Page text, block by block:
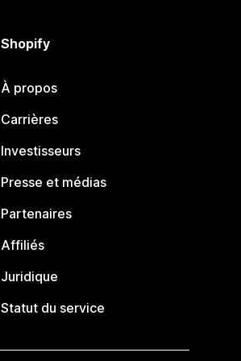
Shopify
À propos
Carrières
Investisseurs
Presse et médias
Partenaires
Affiliés
Juridique
Statut du service